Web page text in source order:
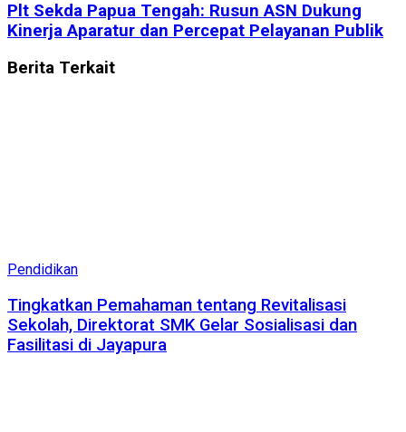
Plt Sekda Papua Tengah: Rusun ASN Dukung
Kinerja Aparatur dan Percepat Pelayanan Publik
Berita Terkait
Pendidikan
Tingkatkan Pemahaman tentang Revitalisasi
Sekolah, Direktorat SMK Gelar Sosialisasi dan
Fasilitasi di Jayapura